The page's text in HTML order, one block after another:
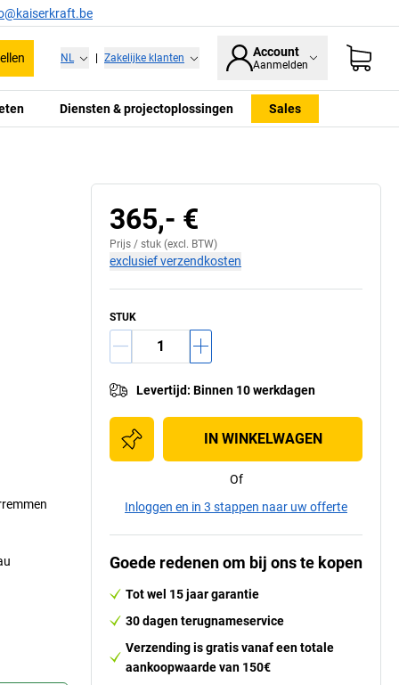
NL Zakelijke klanten Account
Aanmelden
Diensten & projectoplossingen Sales
365,- €
Prijs / stuk (excl. BTW)
exclusief verzendkosten
STUK
Levertijd: Binnen 10 werkdagen
IN WINKELWAGEN
Of
Inloggen en in 3 stappen naar uw offerte
Goede redenen om bij ons te kopen
Tot wel 15 jaar garantie
30 dagen terugnameservice
Verzending is gratis vanaf een totale
aankoopwaarde van 150€